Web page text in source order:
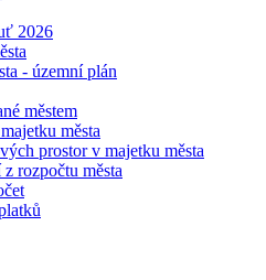
2026
- územní plán
městem
města
prostor v majetku města
rozpočtu města